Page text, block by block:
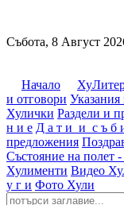
Събота, 8 Август
Начало
и отговори Указания
Хулички Раздели и
н и е Д а т и и с ъ б
предложения
Състояние на полет
Хулименти Видео
у г и Фото Хули